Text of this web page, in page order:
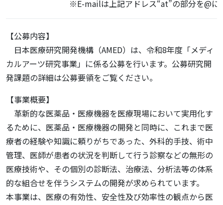
※E-mailは上記アドレス“at”の部分を@に
【公募内容】
日本医療研究開発機構（AMED）は、令和8年度「メディ
カルアーツ研究事業」に係る公募を行います。公募研究開
発課題の詳細は公募要領をご覧ください。
【事業概要】
革新的な医薬品・医療機器を医療現場において実用化す
るために、医薬品・医療機器の開発と同時に、これまで医
療者の経験や知識に頼りがちであった、外科的手技、術中
管理、医師が患者の状況を判断して行う診察などの無形の
医療技術や、その個別の診断法、治療法、分析法等の体系
的な組合せを伴うシステムの開発が求められています。
本事業は、医療の有効性、安全性及び効率性の観点から医